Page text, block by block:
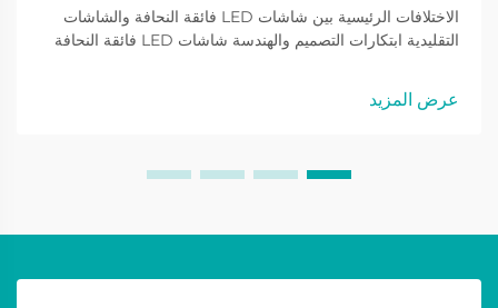
الاختلافات الرئيسية بين شاشات LED فائقة النحافة والشاشات
التقليدية ابتكارات التصميم والهندسة شاشات LED فائقة النحافة
أساسية لها. أقل بكثير في الحجم مقارنة بالتصميمات التقليدية
عرض المزيد